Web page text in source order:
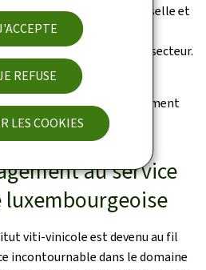
REFUSE
LES COOKIES
des communes de la Moselle et
a souligné
pour l'ensemble du secteur.
ouverte par le directeur de
Fischer, qui a chaleureusement
au service
viti-vinicole est devenu au fil
incontournable dans le domaine